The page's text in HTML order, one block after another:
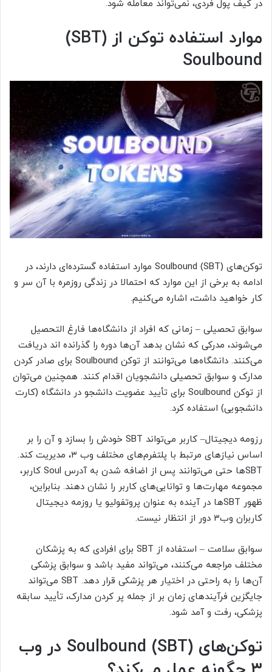
در کیف پول فردی، نمی‌تواند معامله شود.
موارد استفاده توکن از (SBT)
Soulbound
توکن‌های Soulbound (SBT) موارد استفاده گسترده‌ای دارند، در
ادامه به برخی از این موارد که احتمالا در زندگی روزمره با آن سر و
کار خواهید داشت، اشاره می‌کنیم.
سوابق تحصیلی – زمانی که افراد از دانشگاه‌ها فارغ التحصیل
می‌شوند، مدرکی که نشان بدهد آن‌ها دوره را گذرانده اند دریافت
می‌کنند. دانشگاه‌ها می‌توانند از توکن Soulbound برای صادر کردن
مدارک و سوابق تحصیلی دانشجویان اقدام کنند. همچنین می‌توان
از توکن Soulbound برای تأیید عضویت دانشجو در دانشگاه (کارت
دانشجویی) استفاده کرد.
رزومه دیجیتال– کاربر می‌تواند SBT خودش را بسازد و آن را بر
اساس نیازهای مرتبط با پلتفرم‌های مختلف وب ۳، مدیریت کند.
SBTها حتی می‌توانند پس از اضافه شدن به آدرس Soul کاربر،
مجموعه مهارت‌ها و توانایی‌های کاربر را نشان دهند. بنابراین،
ظهور SBTها در آینده به عنوان پروتفولیو یا روزمه دیجیتال
کاربران وب۳ دور از انتظار نیست.
سوابق سلامت – استفاده از SBT برای افرادی که به پزشکان
مختلف مراجعه می‌کنند، می‌تواند مفید باشد و سوابق پزشکی
آن‌ها را به راحتی در اختیار هر پزشکی قرار دهد. SBT می‌تواند
جایگزین فرآیندهای زمان بر از جمله پر کردن مدارک، تأیید سابقه
پزشکی، رفت و آمد شود.
توکن‌های (SBT) Soulbound در وب